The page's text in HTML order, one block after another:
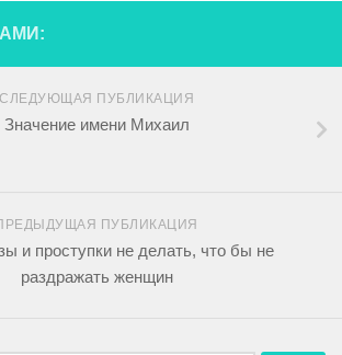
СЛЕДУЮЩАЯ ПУБЛИКАЦИЯ
Значение имени Михаил
ПУБЛИКАЦИЯ
и проступки не делать, что бы не
раздражать женщин